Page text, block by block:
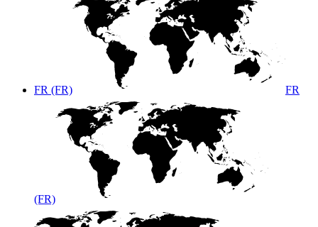
FR (FR) FR
(FR)